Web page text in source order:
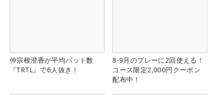
仲宗根澄香が平均パット数
『TRTL』で6人抜き！
8-9月のプレーに2回使える！
コース限定2,000円クーポン
配布中！